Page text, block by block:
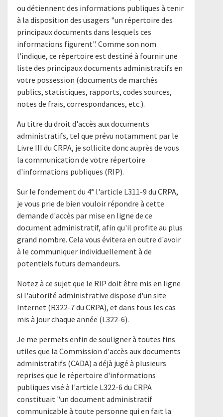
ou détiennent des informations publiques à tenir
à la disposition des usagers "un répertoire des
principaux documents dans lesquels ces
informations figurent". Comme son nom
l'indique, ce répertoire est destiné à fournir une
liste des principaux documents administratifs en
votre possession (documents de marchés
publics, statistiques, rapports, codes sources,
notes de frais, correspondances, etc.).
Au titre du droit d'accès aux documents
administratifs, tel que prévu notamment par le
Livre III du CRPA, je sollicite donc auprès de vous
la communication de votre répertoire
d'informations publiques (RIP).
Sur le fondement du 4° l'article L311-9 du CRPA,
je vous prie de bien vouloir répondre à cette
demande d'accès par mise en ligne de ce
document administratif, afin qu'il profite au plus
grand nombre. Cela vous évitera en outre d'avoir
à le communiquer individuellement à de
potentiels futurs demandeurs.
Notez à ce sujet que le RIP doit être mis en ligne
si l'autorité administrative dispose d'un site
Internet (R322-7 du CRPA), et dans tous les cas
mis à jour chaque année (L322-6).
Je me permets enfin de souligner à toutes fins
utiles que la Commission d'accès aux documents
administratifs (CADA) a déjà jugé à plusieurs
reprises que le répertoire d'informations
publiques visé à l'article L322-6 du CRPA
constituait "un document administratif
communicable à toute personne qui en fait la